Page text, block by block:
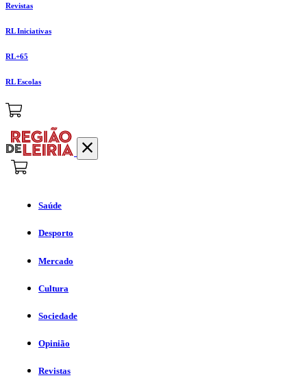
Revistas
RL Iniciativas
RL+65
RL Escolas
Saúde
Desporto
Mercado
Cultura
Sociedade
Opinião
Revistas